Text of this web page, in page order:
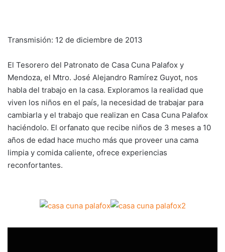
Transmisión: 12 de diciembre de 2013
El Tesorero del Patronato de Casa Cuna Palafox y
Mendoza, el Mtro. José Alejandro Ramírez Guyot, nos
habla del trabajo en la casa. Exploramos la realidad que
viven los niños en el país, la necesidad de trabajar para
cambiarla y el trabajo que realizan en Casa Cuna Palafox
haciéndolo. El orfanato que recibe niños de 3 meses a 10
años de edad hace mucho más que proveer una cama
limpia y comida caliente, ofrece experiencias
reconfortantes.